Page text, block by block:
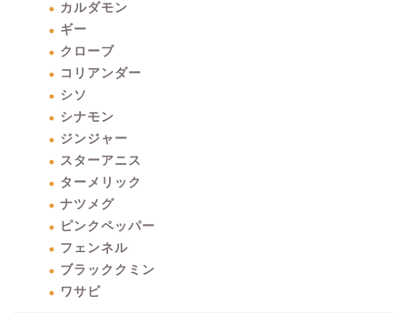
カルダモン
ギー
クローブ
コリアンダー
シソ
シナモン
ジンジャー
スターアニス
ターメリック
ナツメグ
ピンクペッパー
フェンネル
ブラッククミン
ワサビ